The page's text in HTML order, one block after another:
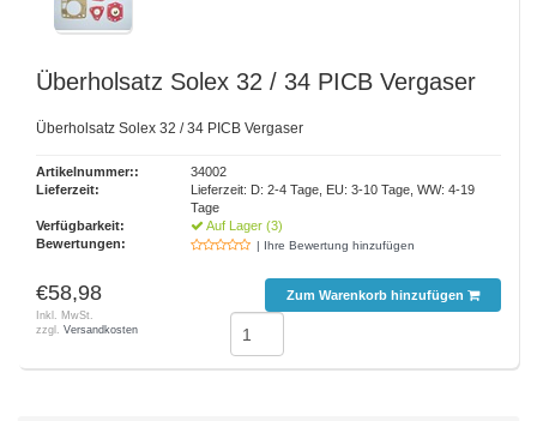
Überholsatz Solex 32 / 34 PICB Vergaser
Überholsatz Solex 32 / 34 PICB Vergaser
Artikelnummer::
34002
Lieferzeit:
Lieferzeit: D: 2-4 Tage, EU: 3-10 Tage, WW: 4-19
Tage
Verfügbarkeit:
Auf Lager (3)
Bewertungen:
| Ihre Bewertung hinzufügen
€58,98
Inkl. MwSt.
zzgl. Versandkosten
Zum Warenkorb hinzufügen